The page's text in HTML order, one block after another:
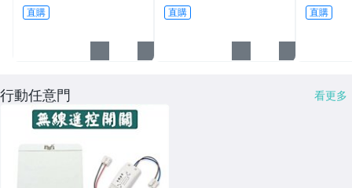
絲滑牙取出器) 六角軸起
子機電鑽用
直購
材質 適用木材、金屬類
平面切割
直購 鋁板 雙
直購
行動任意門 看更多